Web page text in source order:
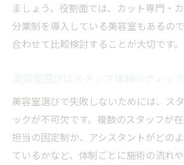
ましょう。役割面では、カット専門・
分業制を導入している美容室もあるの
合わせて比較検討することが大切です。
美容室選びはスタッフ体制のチェッ
美容室選びで失敗しないためには、ス
ックが不可欠です。複数のスタッフが在
担当の固定制か、アシスタントがどの
ているかなど、体制ごとに施術の流れ